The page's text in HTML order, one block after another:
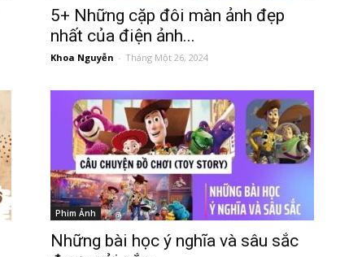
5+ Những cặp đôi màn ảnh đẹp
nhất của điện ảnh...
Khoa Nguyễn - Tháng Một 26, 2024
Phim Ảnh
Những bài học ý nghĩa và sâu sắc